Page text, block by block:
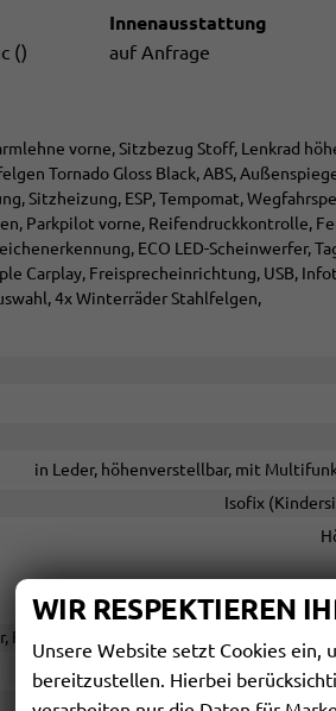
()
Innenausstattung
auf Anfrage
vorne, Sitzbezug Stoff, Lenkrad
Tornado Gloss Black, ABS,
Sitzheizung, ESP, Tempomat,
Parkpilot vorne, Reifendruckkontrolle,
ECO LED-Scheinwerfer,
Carplay, Freisprecheinrichtung, USB,
4x Winterräder Stahlfelgen,
in Leder, höhenverstellbar, mit
Isofix
Radio, Schnittstelle USB, Digitalradio DAB,
WIR RESPEKTIEREN
Unsere Website setzt Cookies ein,
bereitzustellen. Hierbei